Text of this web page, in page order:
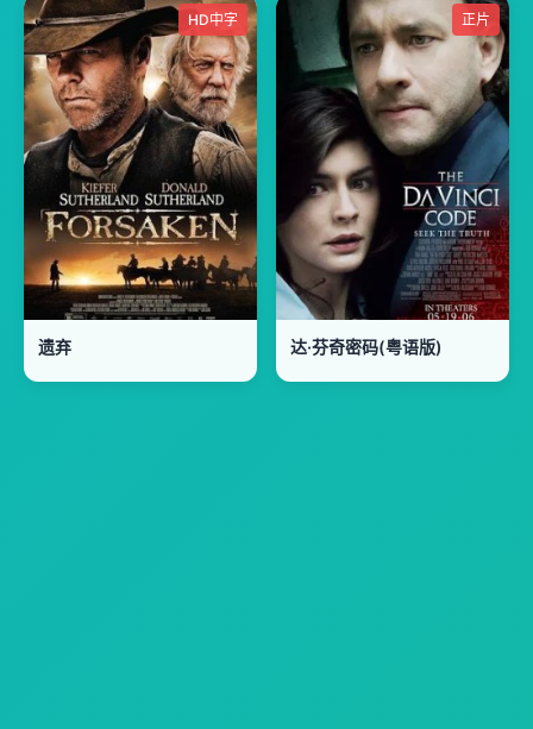
HD中字
遗弃
正片
达·芬奇密码(粤语版)